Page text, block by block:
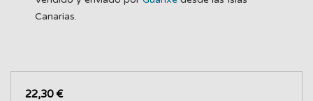
Canarias.
22,30 €